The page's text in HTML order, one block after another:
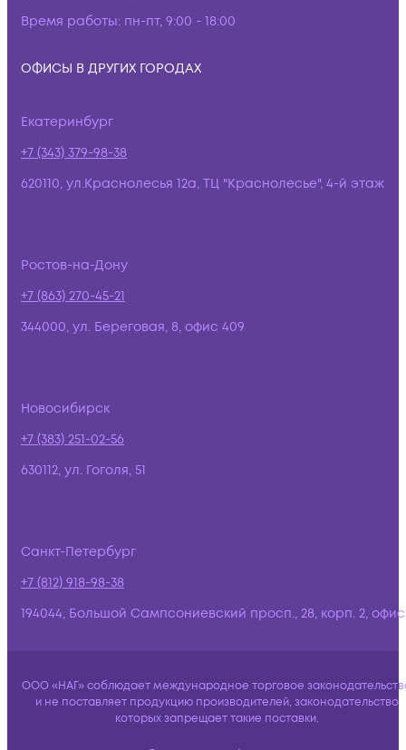
Время работы: пн-пт, 9:00 - 18:00
ОФИСЫ В ДРУГИХ ГОРОДАХ
Екатеринбург
+7 (343) 379-98-38
620110, ул.Краснолесья 12а, ТЦ "Краснолесье", 4-й этаж
Ростов-на-Дону
+7 (863) 270-45-21
344000, ул. Береговая, 8, офис 409
Новосибирск
+7 (383) 251-02-56
630112, ул. Гоголя, 51
Санкт-Петербург
+7 (812) 918-98-38
194044, Большой Сампсониевский просп., 28, корп. 2,
ООО «НАГ» соблюдает международное торговое
и не поставляет продукцию производителей, законодательство
которых запрещает такие поставки.